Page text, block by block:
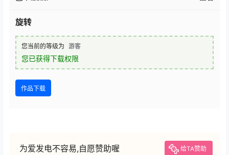
旋转
您当前的等级为 游客
您已获得下载权限
作品下载
为爱发电不容易,自愿赞助喔 给TA赞助